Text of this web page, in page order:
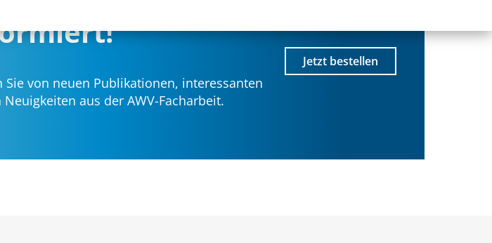
von neuen Publikationen, interessanten
aus der AWV-Facharbeit.
Jetzt bestellen